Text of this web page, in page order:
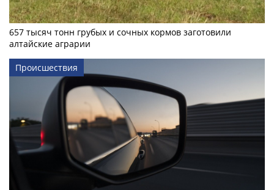
657 тысяч тонн грубых и сочных кормов заготовили
алтайские аграрии
Происшествия